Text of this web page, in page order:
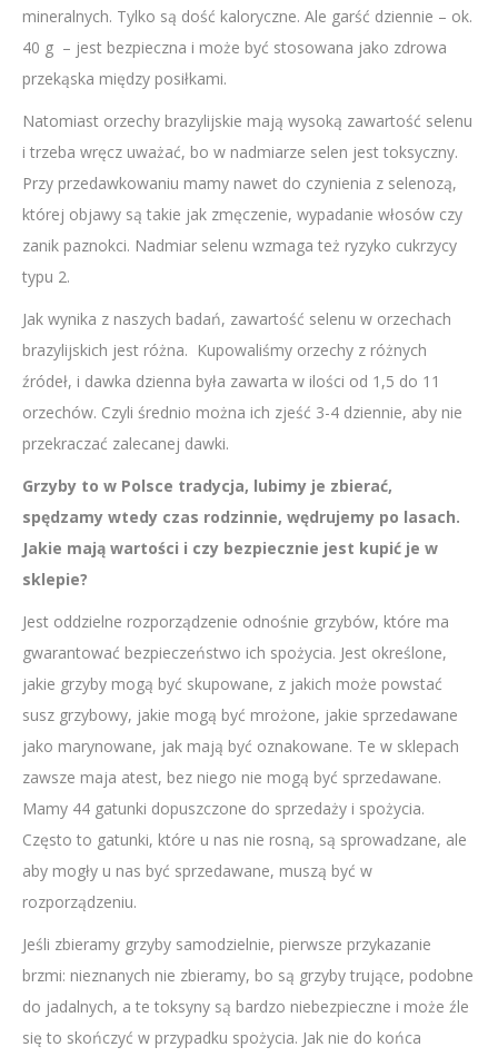
mineralnych. Tylko są dość kaloryczne. Ale garść dziennie – ok.
40 g – jest bezpieczna i może być stosowana jako zdrowa
przekąska między posiłkami.
Natomiast orzechy brazylijskie mają wysoką zawartość selenu
i trzeba wręcz uważać, bo w nadmiarze selen jest toksyczny.
Przy przedawkowaniu mamy nawet do czynienia z selenozą,
której objawy są takie jak zmęczenie, wypadanie włosów czy
zanik paznokci. Nadmiar selenu wzmaga też ryzyko cukrzycy
typu 2.
Jak wynika z naszych badań, zawartość selenu w orzechach
brazylijskich jest różna. Kupowaliśmy orzechy z różnych
źródeł, i dawka dzienna była zawarta w ilości od 1,5 do 11
orzechów. Czyli średnio można ich zjeść 3-4 dziennie, aby nie
przekraczać zalecanej dawki.
Grzyby to w Polsce tradycja, lubimy je zbierać,
spędzamy wtedy czas rodzinnie, wędrujemy po lasach.
Jakie mają wartości i czy bezpiecznie jest kupić je w
sklepie?
Jest oddzielne rozporządzenie odnośnie grzybów, które ma
gwarantować bezpieczeństwo ich spożycia. Jest określone,
jakie grzyby mogą być skupowane, z jakich może powstać
susz grzybowy, jakie mogą być mrożone, jakie sprzedawane
jako marynowane, jak mają być oznakowane. Te w sklepach
zawsze maja atest, bez niego nie mogą być sprzedawane.
Mamy 44 gatunki dopuszczone do sprzedaży i spożycia.
Często to gatunki, które u nas nie rosną, są sprowadzane, ale
aby mogły u nas być sprzedawane, muszą być w
rozporządzeniu.
Jeśli zbieramy grzyby samodzielnie, pierwsze przykazanie
brzmi: nieznanych nie zbieramy, bo są grzyby trujące, podobne
do jadalnych, a te toksyny są bardzo niebezpieczne i może źle
się to skończyć w przypadku spożycia. Jak nie do końca